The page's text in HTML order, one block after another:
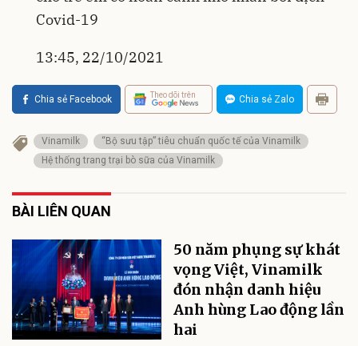
Covid-19
13:45, 22/10/2021
Chia sẻ Facebook Theo dõi trên Chia sẻ Zalo
Vinamilk
“Bộ sưu tập” tiêu chuẩn quốc tế của Vinamilk
Hệ thống trang trại bò sữa của Vinamilk
BÀI LIÊN QUAN
50 năm phụng sự khát
vọng Việt, Vinamilk
đón nhận danh hiệu
Anh hùng Lao động lần
hai